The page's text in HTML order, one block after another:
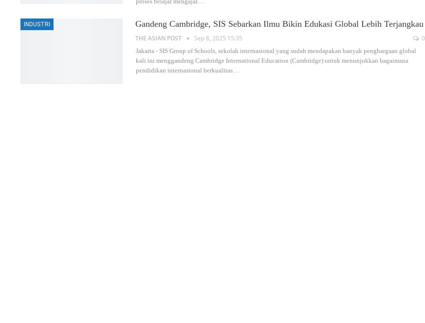
INDUSTRI Gandeng Cambridge, SIS Sebarkan Ilmu Bikin Edukasi Global Lebih Terjangkau
THE ASIAN POST Sep 8, 2025 15:35 0
Jakarta - SIS Group of Schools, sekolah internasional yang sudah mendapakan banyak penghargaan global
kali ini menggandeng Cambridge International Education (Cambridge) untuk menunjukkan bagaimana
pendidikan internasional berkualitas…